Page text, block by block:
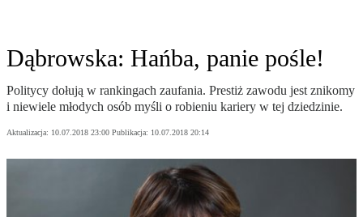
Dąbrowska: Hańba, panie pośle!
Politycy dołują w rankingach zaufania. Prestiż zawodu jest znikomy
i niewiele młodych osób myśli o robieniu kariery w tej dziedzinie.
Aktualizacja: 10.07.2018 23:00 Publikacja: 10.07.2018 20:14